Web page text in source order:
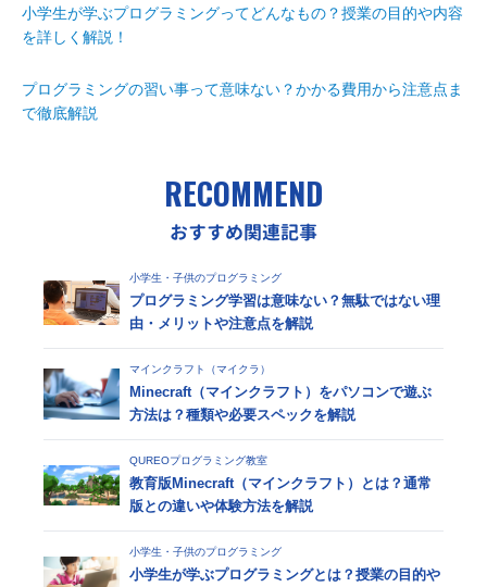
小学生が学ぶプログラミングってどんなもの？授業の目的や内容
を詳しく解説！
プログラミングの習い事って意味ない？かかる費用から注意点ま
で徹底解説
RECOMMEND
おすすめ関連記事
小学生・子供のプログラミング
プログラミング学習は意味ない？無駄ではない理
由・メリットや注意点を解説
マインクラフト（マイクラ）
Minecraft（マインクラフト）をパソコンで遊ぶ
方法は？種類や必要スペックを解説
QUREOプログラミング教室
教育版Minecraft（マインクラフト）とは？通常
版との違いや体験方法を解説
小学生・子供のプログラミング
小学生が学ぶプログラミングとは？授業の目的や